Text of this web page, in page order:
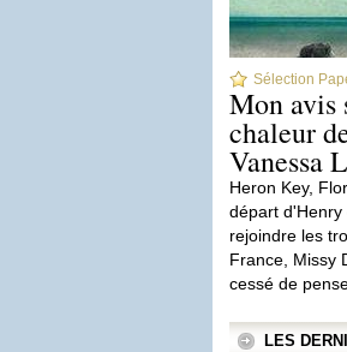
Sélection
Mon avis
chaleur
Vanessa
Heron Key,
départ
rejoindre les
France, Missy
cessé de
LES